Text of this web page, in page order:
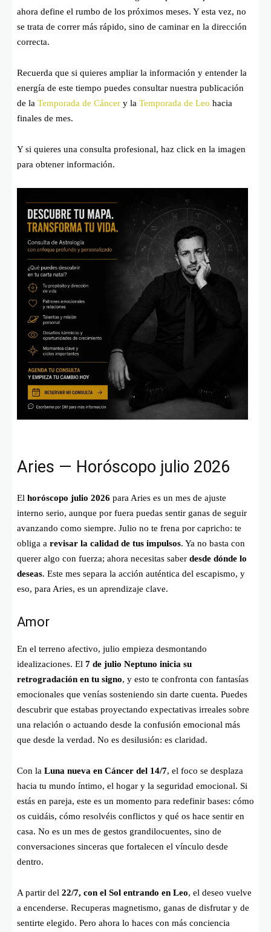
ahora define el rumbo de los próximos meses. Y esta vez, no
se trata de correr más rápido, sino de caminar en la dirección
correcta.
Recuerda que si quieres ampliar la información y entender la
energía de este tiempo puedes consultar nuestra publicación
de la Temporada de Cáncer y la Temporada de Leo hacia
finales de mes.
Y si quieres una consulta profesional, haz click en la imagen
para obtener información.
Aries — Horóscopo julio 2026
El horóscopo julio 2026 para Aries es un mes de ajuste
interno serio, aunque por fuera puedas sentir ganas de seguir
avanzando como siempre. Julio no te frena por capricho: te
obliga a revisar la calidad de tus impulsos. Ya no basta con
querer algo con fuerza; ahora necesitas saber desde dónde lo
deseas. Este mes separa la acción auténtica del escapismo, y
eso, para Aries, es un aprendizaje clave.
Amor
En el terreno afectivo, julio empieza desmontando
idealizaciones. El 7 de julio Neptuno inicia su
retrogradación en tu signo, y esto te confronta con fantasías
emocionales que venías sosteniendo sin darte cuenta. Puedes
descubrir que estabas proyectando expectativas irreales sobre
una relación o actuando desde la confusión emocional más
que desde la verdad. No es desilusión: es claridad.
Con la Luna nueva en Cáncer del 14/7, el foco se desplaza
hacia tu mundo íntimo, el hogar y la seguridad emocional. Si
estás en pareja, este es un momento para redefinir bases: cómo
os cuidáis, cómo resolvéis conflictos y qué os hace sentir en
casa. No es un mes de gestos grandilocuentes, sino de
conversaciones sinceras que fortalecen el vínculo desde
dentro.
A partir del 22/7, con el Sol entrando en Leo, el deseo vuelve
a encenderse. Recuperas magnetismo, ganas de disfrutar y de
sentirte elegido. Pero ahora lo haces con más conciencia